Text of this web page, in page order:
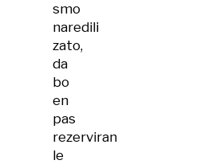
smo
naredili
zato,
da
bo
en
pas
rezerviran
le